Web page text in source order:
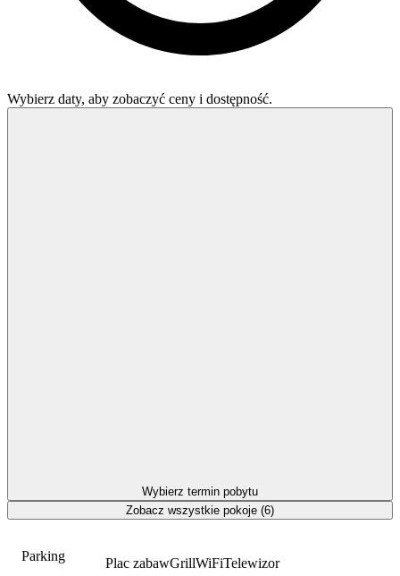
Parking
Plac zabawGrillWiFiTelewizor
Wybierz daty, aby zobaczyć ceny i dostępność.
Wybierz termin pobytu
Zobacz wszystkie pokoje (6)